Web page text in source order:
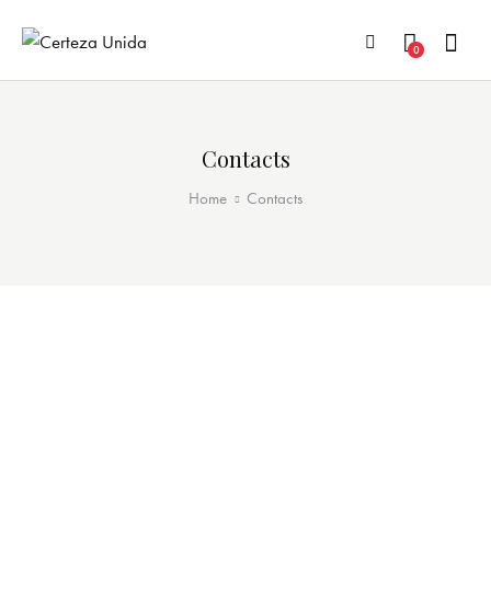
0
Contacts
Home Contacts